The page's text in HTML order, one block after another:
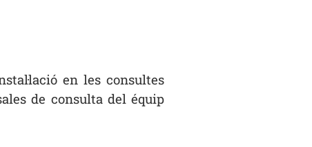
en les consultes
de consulta del équip